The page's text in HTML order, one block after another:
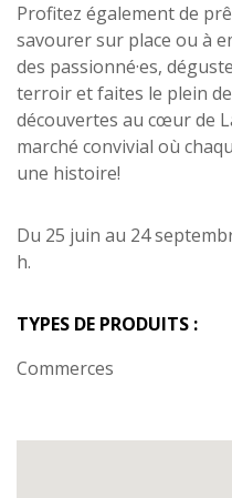
Profitez également de
savourer sur place ou à
des passionné·es,
terroir et faites le plein
découvertes au cœur de
marché convivial où
une histoire!
Du 25 juin au 24
h.
TYPES DE PRODUITS :
Commerces